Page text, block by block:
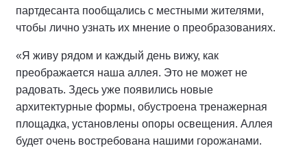
партдесанта пообщались с местными жителями,
чтобы лично узнать их мнение о преобразованиях.
«Я живу рядом и каждый день вижу, как
преображается наша аллея. Это не может не
радовать. Здесь уже появились новые
архитектурные формы, обустроена тренажерная
площадка, установлены опоры освещения. Аллея
будет очень востребована нашими горожанами.